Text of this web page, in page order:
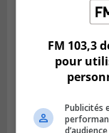
LONGUEUIL
Publié le 6 août
FM 103,3
pour
Publicités